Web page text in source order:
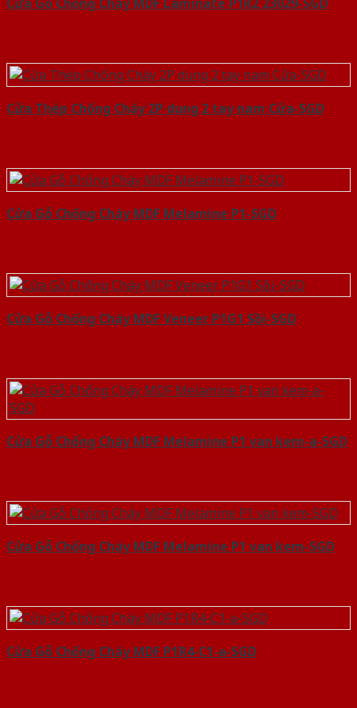
Cửa Thép Chống Cháy 2P dung 2 tay nam Cửa-SGD
Cửa Gỗ Chống Cháy MDF Melamine P1-SGD
Cửa Gỗ Chống Cháy MDF Veneer P1G1 Sồi-SGD
Cửa Gỗ Chống Cháy MDF Melamine P1 van kem-a-SGD
Cửa Gỗ Chống Cháy MDF Melamine P1 van kem-SGD
Cửa Gỗ Chống Cháy MDF P1R4-C1-a-SGD